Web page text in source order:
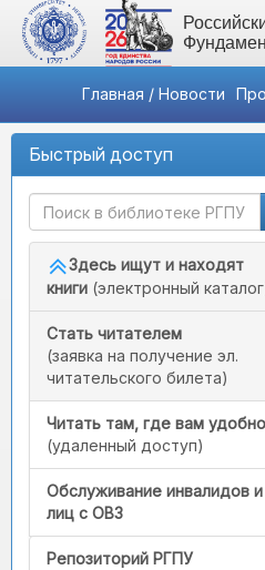
Главная / Новости
Быстрый доступ
Здесь ищут и находят
книги (электронный
Стать читателем
(заявка на получение эл.
читательского билета)
Читать там, где вам удобно
(удаленный доступ)
Обслуживание инвалидов и
лиц с ОВЗ
Репозиторий РГПУ